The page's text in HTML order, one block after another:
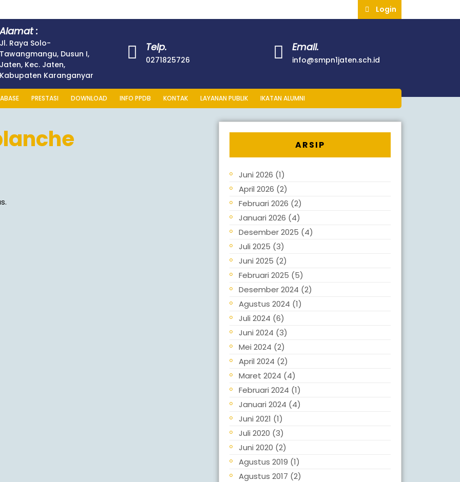
Login
:
Jl. Raya Solo-
Tawangmangu, Dusun I,
Jaten, Kec. Jaten,
Kabupaten Karanganyar
Telp.
0271825726
Email.
info@smpn1jaten.sch.id
PRESTASI DOWNLOAD INFO PPDB KONTAK LAYANAN PUBLIK IKATAN ALUMNI
ARSIP
Juni 2026 (1)
April 2026 (2)
Februari 2026 (2)
Januari 2026 (4)
Desember 2025 (4)
Juli 2025 (3)
Juni 2025 (2)
Februari 2025 (5)
Desember 2024 (2)
Agustus 2024 (1)
Juli 2024 (6)
Juni 2024 (3)
Mei 2024 (2)
April 2024 (2)
Maret 2024 (4)
Februari 2024 (1)
Januari 2024 (4)
Juni 2021 (1)
Juli 2020 (3)
Juni 2020 (2)
Agustus 2019 (1)
Agustus 2017 (2)